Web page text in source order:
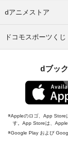
dアニメストア
ドコモスポーツくじ
dブッ
Appleのロゴ、App Store
す。App Storeは、Apple
Google Play および